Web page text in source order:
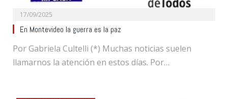
17/09/2025
En Montevideo la guerra es la paz
Por Gabriela Cultelli (*) Muchas noticias suelen
llamarnos la atención en estos días. Por…